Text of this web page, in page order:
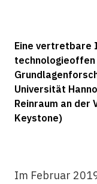
Eine vertretbare
Universität
Reinraum an der
Keystone)
Im Februar